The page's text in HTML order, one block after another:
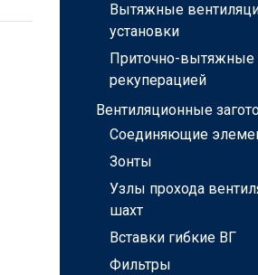
Вытяжные
установки
Приточно-вытяжные
рекуперацией
Вентиляционные
Соединяющие
Зонты
Узлы прохода
шахт
Вставки гибкие ВГ
Фильтры